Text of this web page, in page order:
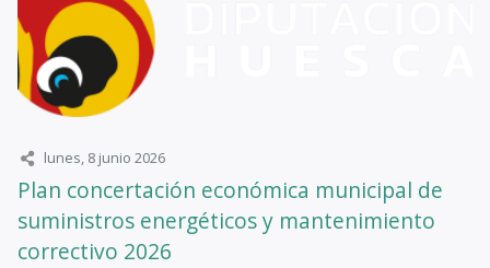
lunes, 8 junio 2026
Plan concertación económica municipal de
suministros energéticos y mantenimiento
correctivo 2026